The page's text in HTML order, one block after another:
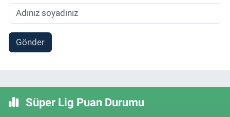
Gönder
Süper Lig Puan Durumu